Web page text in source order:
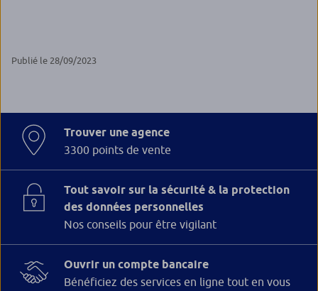
Publié le 28/09/2023
Trouver une agence
3300 points de vente
Tout savoir sur la sécurité & la protection
des données personnelles
Nos conseils pour être vigilant
Ouvrir un compte bancaire
Bénéficiez des services en ligne tout en vous